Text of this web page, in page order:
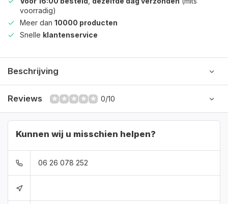
voorradig)
Meer dan 10000 producten
Snelle klantenservice
Beschrijving
Reviews 0/10
Kunnen wij u misschien helpen?
06 26 078 252